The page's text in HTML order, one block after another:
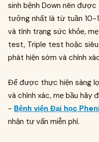
sinh bệnh Down nên
tưởng nhất là từ tuần 10-
và tình trạng sức khỏe,
test, Triple test hoặc
phát hiện sớm và chính
Để được thực hiện sàng
và chính xác, mẹ bầu hãy
- Bệnh viện Đại học
nhận tư vấn miễn phí.